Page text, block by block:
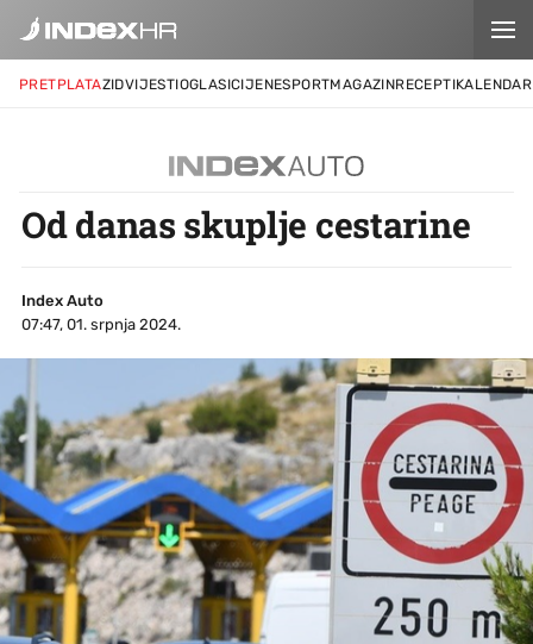
PRETPLATAZIDVIJESTIOGLASICIJENESPORTMAGAZINRECEPTIKALENDAR
Od danas skuplje cestarine
Index Auto
07:47, 01. srpnja 2024.